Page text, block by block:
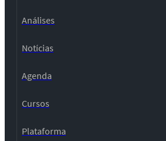
Análises
Notícias
Agenda
Cursos
Plataforma